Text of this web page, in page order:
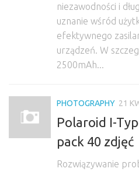
niezawodności i
uznanie wśród
efektywnego
urządzeń. W
2500mAh...
PHOTOGRAPHY 21
Polaroid I-
pack 40 zdjęć
Rozwiązywanie